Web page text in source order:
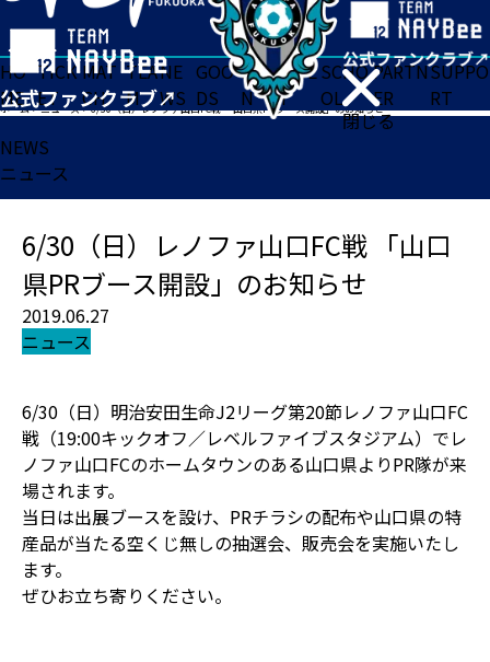
閉じる
HO
ME
TICK
ET
MAT
CH
TEA
M
NE
WS
GOO
DS
FA
N
ACADE
MY
SCHO
OL
PARTN
ER
SUPPO
RT
ホーム>ニュース>6/30（日）レノファ山口FC戦 「山口県PRブース開設」のお知らせ
NEWS
ニュース
6/30（日）レノファ山口FC戦 「山口
県PRブース開設」のお知らせ
2019.06.27
ニュース
6/30（日）明治安田生命J2リーグ第20節レノファ山口FC
戦（19:00キックオフ／レベルファイブスタジアム）でレ
ノファ山口FCのホームタウンのある山口県よりPR隊が来
場されます。
当日は出展ブースを設け、PRチラシの配布や山口県の特
産品が当たる空くじ無しの抽選会、販売会を実施いたし
ます。
ぜひお立ち寄りください。